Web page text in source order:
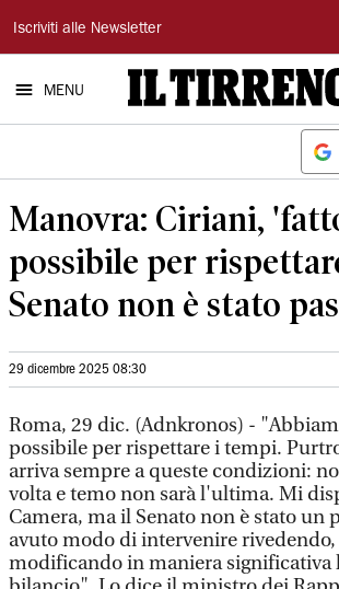
Il
Tirreno
Iscriviti alle Newsletter
MENU
Manovra: Ciriani,
possibile per
Senato non è stato
29 dicembre 2025 08:30
Roma, 29 dic. (Adnkronos) -
possibile per rispettare i tempi.
arriva sempre a queste condizioni:
volta e temo non sarà l'ultima. Mi
Camera, ma il Senato non è stato un
avuto modo di intervenire rivedendo,
modificando in maniera significativa